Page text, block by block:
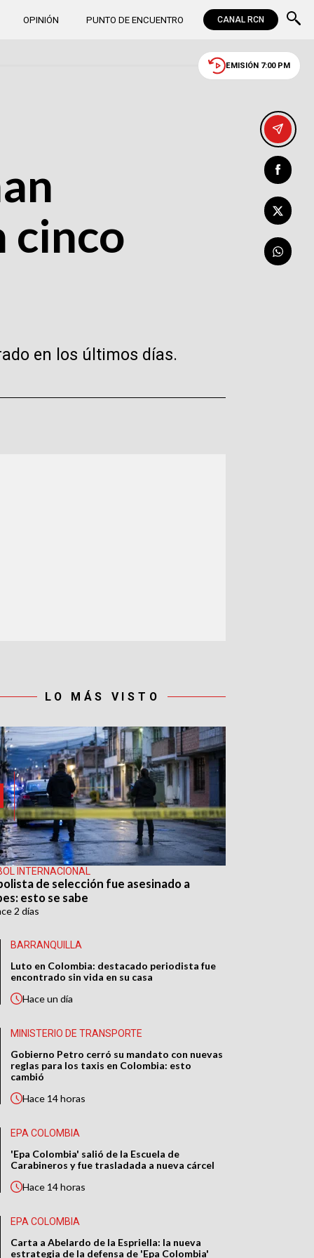
OPINIÓN PUNTO DE ENCUENTRO CANAL RCN
EMISIÓN 7:00 PM
cinco
en los últimos días.
LO MÁS VISTO
INTERNACIONAL
de selección fue asesinado a
esto se sabe
2 días
BARRANQUILLA
Luto en Colombia: destacado periodista fue
encontrado sin vida en su casa
Haceun día
MINISTERIO DE TRANSPORTE
Gobierno Petro cerró su mandato con nuevas
reglas para los taxis en Colombia: esto
cambió
Hace 14 horas
EPA COLOMBIA
'Epa Colombia' salió de la Escuela de
Carabineros y fue trasladada a nueva cárcel
Hace 14 horas
EPA COLOMBIA
Carta a Abelardo de la Espriella: la nueva
estrategia de la defensa de 'Epa Colombia'